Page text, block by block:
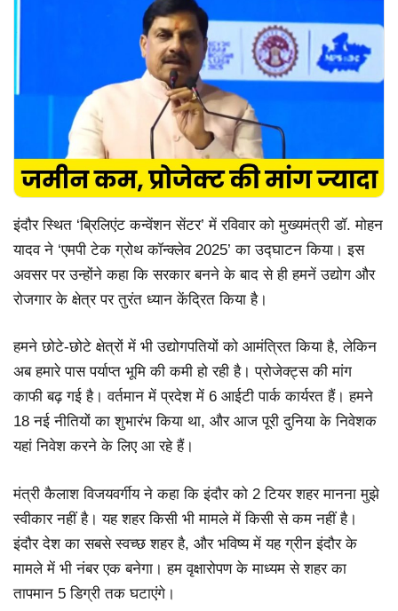
इंदौर स्थित ‘ब्रिलिएंट कन्वेंशन सेंटर’ में रविवार को मुख्यमंत्री डॉ. मोहन
यादव ने ‘एमपी टेक ग्रोथ कॉन्क्लेव 2025’ का उद्घाटन किया। इस
अवसर पर उन्होंने कहा कि सरकार बनने के बाद से ही हमनें उद्योग और
रोजगार के क्षेत्र पर तुरंत ध्यान केंद्रित किया है।
हमने छोटे-छोटे क्षेत्रों में भी उद्योगपतियों को आमंत्रित किया है, लेकिन
अब हमारे पास पर्याप्त भूमि की कमी हो रही है। प्रोजेक्ट्स की मांग
काफी बढ़ गई है। वर्तमान में प्रदेश में 6 आईटी पार्क कार्यरत हैं। हमने
18 नई नीतियों का शुभारंभ किया था, और आज पूरी दुनिया के निवेशक
यहां निवेश करने के लिए आ रहे हैं।
मंत्री कैलाश विजयवर्गीय ने कहा कि इंदौर को 2 टियर शहर मानना मुझे
स्वीकार नहीं है। यह शहर किसी भी मामले में किसी से कम नहीं है।
इंदौर देश का सबसे स्वच्छ शहर है, और भविष्य में यह ग्रीन इंदौर के
मामले में भी नंबर एक बनेगा। हम वृक्षारोपण के माध्यम से शहर का
तापमान 5 डिग्री तक घटाएंगे।